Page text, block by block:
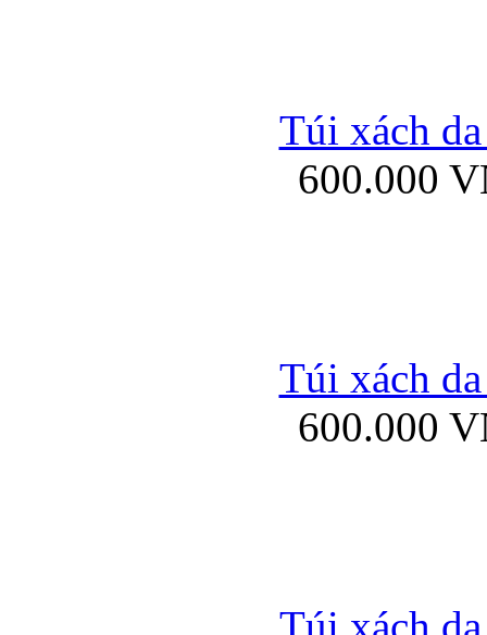
Ốp lưng Samsung
Ốp lưng
Túi xách
600.000
Túi xách
600.000